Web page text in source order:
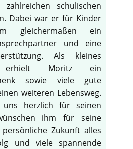
schulischen
Dabei war er für Kinder
gleichermaßen ein
und eine
Als kleines
erhielt Moritz ein
sowie viele gute
weiteren Lebensweg.
uns herzlich für seinen
ihm für seine
Zukunft alles
und viele spannende